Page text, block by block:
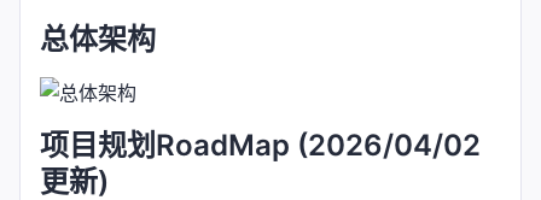
总体架构
项目规划RoadMap (2026/04/02
更新)